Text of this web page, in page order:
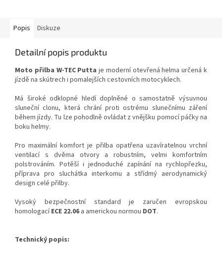
Popis Diskuze
Detailní popis produktu
Moto přilba W-TEC Putta je moderní otevřená helma určená k
jízdě na skútrech i pomalejších cestovních motocyklech.
Má široké odklopné hledí doplněné o samostatně výsuvnou
sluneční clonu, která chrání proti ostrému slunečnímu záření
během jízdy. Tu lze pohodlně ovládat z vnějšku pomocí páčky na
boku helmy.
Pro maximální komfort je přilba opatřena uzavíratelnou vrchní
ventilací s dvěma otvory a robustním, velmi komfortním
polstrováním. Potěší i jednoduché zapínání na rychlopřezku,
příprava pro sluchátka interkomu a střídmý aerodynamický
design celé přilby.
Vysoký bezpečnostní standard je zaručen evropskou
homologacíECE 22.06 a americkou normou DOT.
Technický popis: